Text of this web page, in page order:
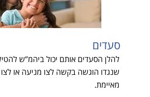
סעדים
להלן הסעדים אותם יכול ביהמ”ש להטיל
שנגדו הוגשה בקשה לצו מניעה או לצו
מאיימת.